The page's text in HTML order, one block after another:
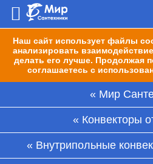
Наш сайт использует файлы
анализировать
делать его лучше. Продолжая
соглашаетесь с
Мир
Конвекторы
Внутрипольные